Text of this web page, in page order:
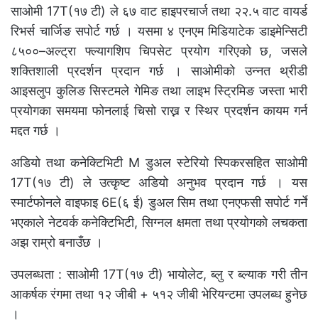
साओमी 17T(१७ टी) ले ६७ वाट हाइपरचार्ज तथा २२.५ वाट वायर्ड
रिभर्स चार्जिङ सपोर्ट गर्छ । यसमा ४ एनएम मिडियाटेक डाइमेन्सिटी
८५००–अल्ट्रा फ्ल्यागशिप चिपसेट प्रयोग गरिएको छ, जसले
शक्तिशाली प्रदर्शन प्रदान गर्छ । साओमीको उन्नत थ्रीडी
आइसलुप कुलिङ सिस्टमले गेमिङ तथा लाइभ स्ट्रिमिङ जस्ता भारी
प्रयोगका समयमा फोनलाई चिसो राख्न र स्थिर प्रदर्शन कायम गर्न
मद्दत गर्छ ।
अडियो तथा कनेक्टिभिटी M डुअल स्टेरियो स्पिकरसहित साओमी
17T(१७ टी) ले उत्कृष्ट अडियो अनुभव प्रदान गर्छ । यस
स्मार्टफोनले वाइफाइ 6E(६ ई) डुअल सिम तथा एनएफसी सपोर्ट गर्ने
भएकाले नेटवर्क कनेक्टिभिटी, सिग्नल क्षमता तथा प्रयोगको लचकता
अझ राम्रो बनाउँछ ।
उपलब्धता : साओमी 17T(१७ टी) भायोलेट, ब्लु र ब्ल्याक गरी तीन
आकर्षक रंगमा तथा १२ जीबी + ५१२ जीबी भेरियन्टमा उपलब्ध हुनेछ
।